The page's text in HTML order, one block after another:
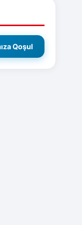
Qoşul